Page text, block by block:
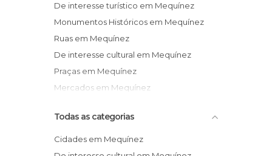
De interesse turístico em Mequínez
Monumentos Históricos em Mequínez
Ruas em Mequínez
De interesse cultural em Mequínez
Praças em Mequínez
Mercados em Mequínez
Todas as categorias
Cidades em Mequínez